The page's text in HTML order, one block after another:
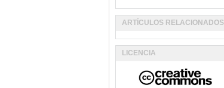
ARTÍCULOS RELACIONADOS
LICENCIA